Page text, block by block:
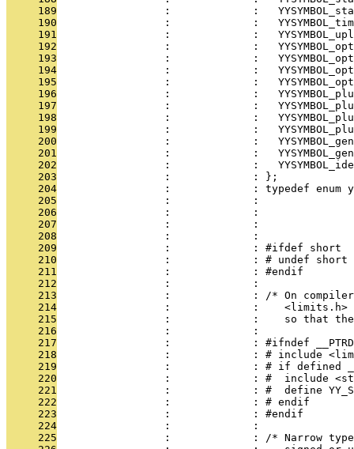
     189
:             :
     190
:             :
     191
:             :
     192
:             :
     193
:             :
     194
:             :
     195
:             :
     196
:             :
     197
:             :
     198
:             :
     199
:             :
     200
:             :
     201
:             :
     202
:             :
     203
                 :             : };
     204
:             : typedef enum
     205
                 :             :
     206
                 :             :
     207
                 :             :
     208
                 :             :
     209
                 :             : #ifdef short
     210
                 :             : # undef short
     211
                 :             : #endif
     212
                 :             :
     213
:             : /* On
     214
:             :
     215
:             :    so that
     216
                 :             :
     217
:             : #ifndef
     218
:             : # include
     219
:             : # if defined
     220
:             : #  include
     221
:             : #  define
     222
                 :             : # endif
     223
                 :             : #endif
     224
                 :             :
     225
:             : /* Narrow